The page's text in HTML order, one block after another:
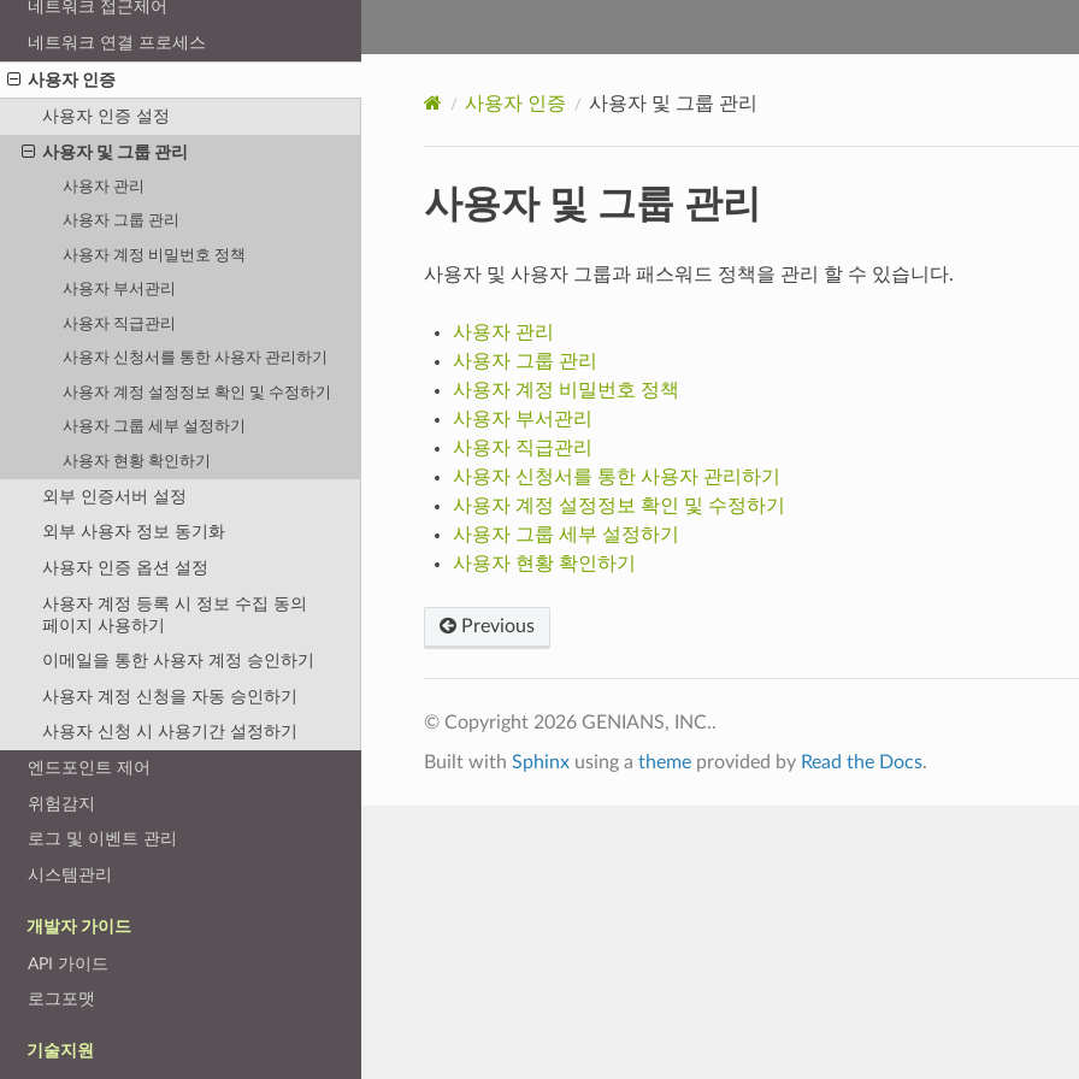
네트워크 접근제어
네트워크 연결 프로세스
사용자 인증
사용자 인증 설정
사용자 및 그룹 관리
사용자 관리
사용자 그룹 관리
사용자 계정 비밀번호 정책
사용자 부서관리
사용자 직급관리
사용자 신청서를 통한 사용자 관리하기
사용자 계정 설정정보 확인 및 수정하기
사용자 그룹 세부 설정하기
사용자 현황 확인하기
외부 인증서버 설정
외부 사용자 정보 동기화
사용자 인증 옵션 설정
사용자 계정 등록 시 정보 수집 동의
페이지 사용하기
이메일을 통한 사용자 계정 승인하기
사용자 계정 신청을 자동 승인하기
사용자 신청 시 사용기간 설정하기
엔드포인트 제어
위험감지
로그 및 이벤트 관리
시스템관리
개발자 가이드
API 가이드
로그포맷
기술지원
사용자 인증 사용자 및 그룹 관리
사용자 및 그룹 관리
사용자 및 사용자 그룹과 패스워드 정책을 관리 할 수 있습니다.
사용자 관리
사용자 그룹 관리
사용자 계정 비밀번호 정책
사용자 부서관리
사용자 직급관리
사용자 신청서를 통한 사용자 관리하기
사용자 계정 설정정보 확인 및 수정하기
사용자 그룹 세부 설정하기
사용자 현황 확인하기
Previous
© Copyright 2026 GENIANS, INC..
Built with Sphinxusing a themeprovided by Read the Docs.